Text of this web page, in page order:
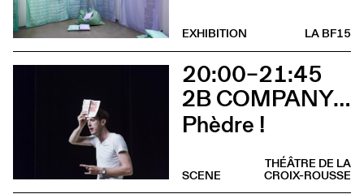
LA BF15
EXHIBITION
20:00–21:45
2B COMPANY - FRANÇOIS GREMAUD
Phèdre !
THÉÂTRE DE LA
CROIX-ROUSSE
SCENE